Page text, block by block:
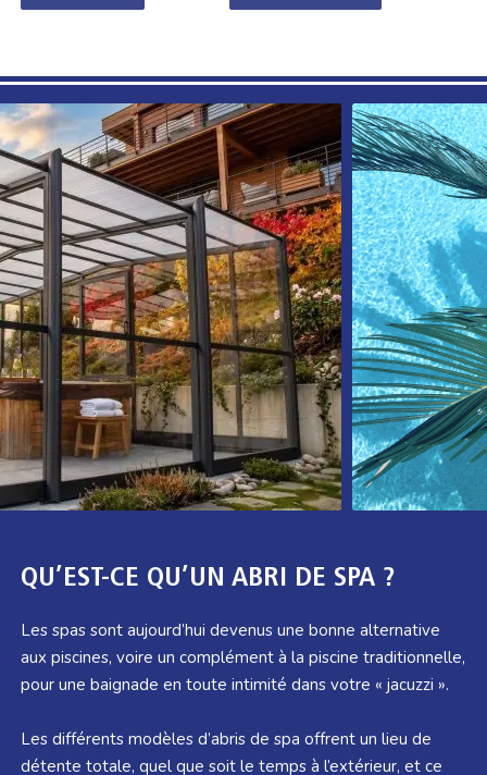
QU’EST-CE QU’UN ABRI DE SPA ?
Les spas sont aujourd’hui devenus une bonne alternative
aux piscines, voire un complément à la piscine traditionnelle,
pour une baignade en toute intimité dans votre « jacuzzi ».
Les différents modèles d’abris de spa offrent un lieu de
détente totale, quel que soit le temps à l’extérieur, et ce